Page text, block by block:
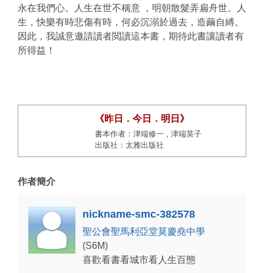
永在我們心。人生在世不稱意
，明朝散髮弄扁舟世。人
生，快樂有時悲傷有時，何必沉溺於過去，造繭自縛。
因此，我誠意邀請讀者閲讀這本書，期待此書讓讀者有
所得益！
《昨日．今日．明日》
書本作者：津端修一 , 津端英子
出版社：太雅出版社
作者簡介
nickname-smc-382578
聖公會聖馬利亞堂莫慶堯中學
(S6M)
喜歡看書看城市看人生百態